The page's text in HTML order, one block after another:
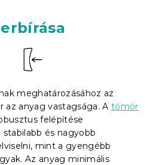
meghatározásához az
az anyag vastagsága. A tömör
felépítése
és nagyobb
mint a gyengébb
Az anyag minimális